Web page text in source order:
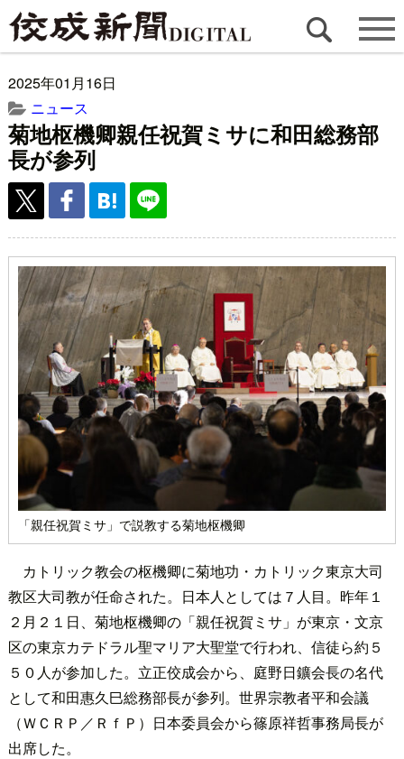
2025年01月16日
ニュース
菊地枢機卿親任祝賀ミサに和田総務部
長が参列
「親任祝賀ミサ」で説教する菊地枢機卿
カトリック教会の枢機卿に菊地功・カトリック東京大司
教区大司教が任命された。日本人としては７人目。昨年１
２月２１日、菊地枢機卿の「親任祝賀ミサ」が東京・文京
区の東京カテドラル聖マリア大聖堂で行われ、信徒ら約５
５０人が参加した。立正佼成会から、庭野日鑛会長の名代
として和田惠久巳総務部長が参列。世界宗教者平和会議
（ＷＣＲＰ／ＲｆＰ）日本委員会から篠原祥哲事務局長が
出席した。